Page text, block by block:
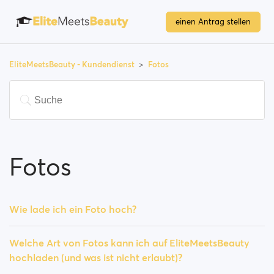
einen Antrag stellen
EliteMeetsBeauty - Kundendienst Fotos
Fotos
Wie lade ich ein Foto hoch?
Welche Art von Fotos kann ich auf EliteMeetsBeauty
hochladen (und was ist nicht erlaubt)?